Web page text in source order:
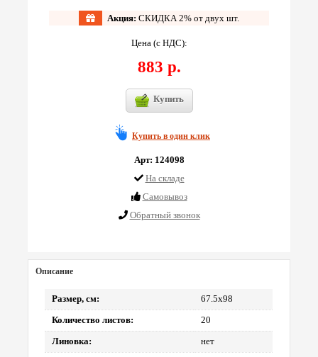
Акция: СКИДКА 2% от двух шт.
Цена (с НДС):
883 р.
Купить
Купить в один клик
Арт: 124098
На складе
Cамовывоз
Обратный звонок
Описание
Размер, см: 67.5х98
Количество листов: 20
Линовка: нет